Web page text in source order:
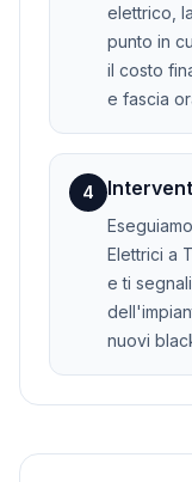
elettrico,
punto in
il costo
e fascia
4
Elettrici a
e ti
nuovi